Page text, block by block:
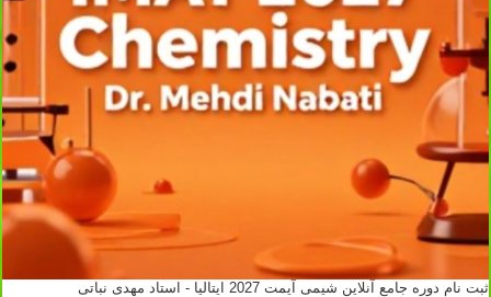
ثبت نام دوره جامع آنلاین شیمی آیمت 2027 ایتالیا - استاد مهدی نباتی